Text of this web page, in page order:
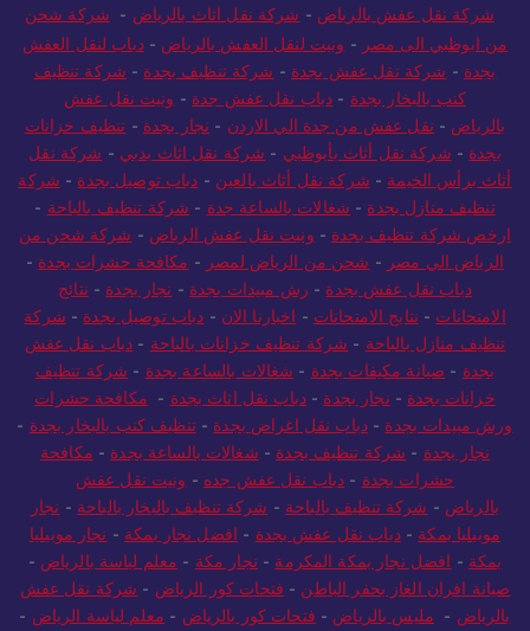
شركة نقل عفش بالرياض - شركة نقل اثاث بالرياض - شركة شحن
من ابوظبي الى مصر - ونيت لنقل العفش بالرياض -دباب لنقل العفش
بجدة - شركة نقل عفش بجدة - شركة تنظيف بجدة - شركة تنظيف
كنب بالبخار بجدة - دباب نقل عفش جدة - ونيت نقل عفش
بالرياض - نقل عفش من جدة الي الاردن - نجار بجدة - تنظيف خزانات
بجدة - شركة نقل أثاث بأبوظبي - شركة نقل اثاث بدبي - شركة نقل
أثاث برأس الخيمة - شركة نقل أثاث بالعين - دباب توصيل بجدة - شركة
تنظيف منازل بجدة - شغالات بالساعة جدة - شركة تنظيف بالباحة -
ارخص شركة تنظيف بجدة - ونيت نقل عفش الرياض - شركة شحن من
الرياض الي مصر - شحن من الرياض لمصر - مكافحة حشرات بجدة -
دباب نقل عفش بجدة - رش مبيدات بجدة - نجار بجدة - نتائج
الامتحانات - نتايج الامتحانات - اخبارنا الان - دباب توصيل بجدة - شركة
تنظيف منازل بالباحة - شركة تنظيف خزانات بالباحة - دباب نقل عفش
بجدة - صيانة مكيفات بجدة - شغالات بالساعة بجدة - شركة تنظيف
خزانات بجدة - نجار بجدة - دباب نقل اثاث بجدة - مكافحة حشرات
ورش مبيدات بجدة -دباب نقل اغراض بجدة -تنظيف كنب بالبخار بجدة -
نجار بجدة - شركة تنظيف بجدة - شغالات بالساعة بجدة - مكافحة
حشرات بجدة - دباب نقل عفش جده - ونيت نقل عفش
بالرياض - شركة تنظيف بالباحة - شركة تنظيف بالبخار بالباحة - نجار
موبيليا بمكة -دباب نقل عفش بجدة - افضل نجار بمكة - نجار موبيليا
بمكة - افضل نجار بمكة المكرمة - نجار مكة - معلم لياسة بالرياض -
صيانة افران الغاز بحفر الباطن - فتحات كور الرياض - شركة نقل عفش
بالرياض - مليس بالرياض - فتحات كور بالرياض - معلم لياسة الرياض -